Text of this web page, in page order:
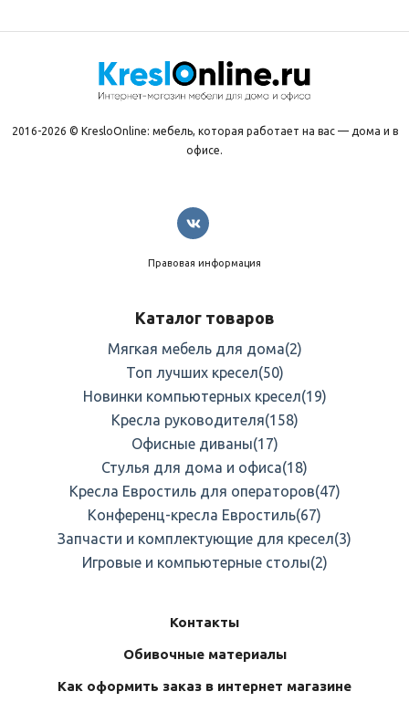
2016-2026 © KresloOnline: мебель, которая работает на вас — дома и в
офисе.
Правовая информация
Каталог товаров
Мягкая мебель для дома(2)
Топ лучших кресел(50)
Новинки компьютерных кресел(19)
Кресла руководителя(158)
Офисные диваны(17)
Стулья для дома и офиса(18)
Кресла Евростиль для операторов(47)
Конференц-кресла Евростиль(67)
Запчасти и комплектующие для кресел(3)
Игровые и компьютерные столы(2)
Контакты
Обивочные материалы
Как оформить заказ в интернет магазине